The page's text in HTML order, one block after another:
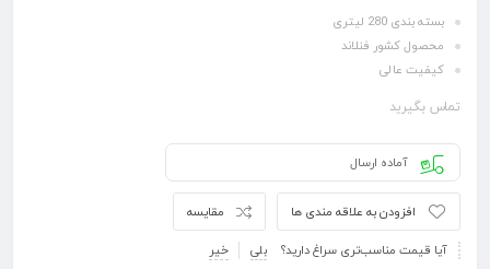
بسته بندی 280 لیتری
محصول کشور فنلاند
کیفیت عالی
تماس بگیرید
آماده ارسال
مقایسه افزودن به علاقه مندی ها
آیا قیمت مناسب‌تری سراغ دارید؟ بلی خیر